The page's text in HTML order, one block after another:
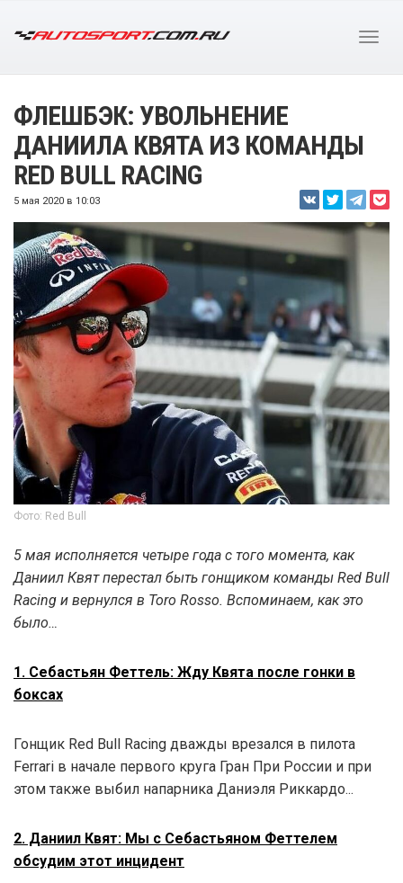
ФЛЕШБЭК: УВОЛЬНЕНИЕ
ДАНИИЛА КВЯТА ИЗ КОМАНДЫ
RED BULL RACING
5 мая 2020 в 10:03
Фото: Red Bull
5 мая исполняется четыре года с того момента, как
Даниил Квят перестал быть гонщиком команды Red Bull
Racing и вернулся в Toro Rosso. Вспоминаем, как это
было…
1. Себастьян Феттель: Жду Квята после гонки в
боксах
Гонщик Red Bull Racing дважды врезался в пилота
Ferrari в начале первого круга Гран При России и при
этом также выбил напарника Даниэля Риккардо...
2. Даниил Квят: Мы с Себастьяном Феттелем
обсудим этот инцидент